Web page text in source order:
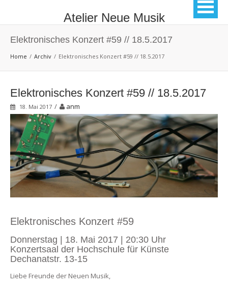
Atelier Neue Musik
Elektronisches Konzert #59 // 18.5.2017
Home Archiv Elektronisches Konzert #59 // 18.5.2017
Elektronisches Konzert #59 // 18.5.2017
18. Mai 2017 / anm
Elektronisches Konzert #59
Donnerstag | 18. Mai 2017 | 20:30 Uhr
Konzertsaal der Hochschule für Künste
Dechanatstr. 13-15
Liebe Freunde der Neuen Musik,